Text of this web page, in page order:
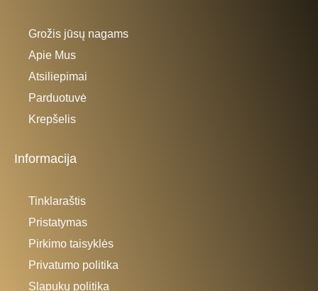
Grožis jūsų nagams
Apie Mus
Atsiliepimai
Parduotuvė
Krepšelis
Informacija
Tinklaraštis
Pristatymas
Pirkimo taisyklės
Privatumo politika
Slapukų politika